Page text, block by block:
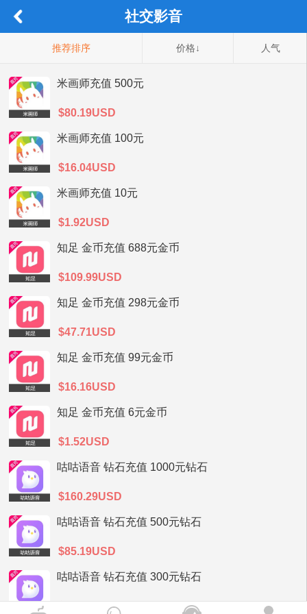
社交影音
推荐排序 价格↓ 人气
米画师充值 500元
$80.19USD
米画师充值 100元
$16.04USD
米画师充值 10元
$1.92USD
知足 金币充值 688元金币
$109.99USD
知足 金币充值 298元金币
$47.71USD
知足 金币充值 99元金币
$16.16USD
知足 金币充值 6元金币
$1.52USD
咕咕语音 钻石充值 1000元钻石
$160.29USD
咕咕语音 钻石充值 500元钻石
$85.19USD
咕咕语音 钻石充值 300元钻石
$51.12USD